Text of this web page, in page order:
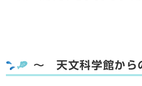
～ 天文科学館か